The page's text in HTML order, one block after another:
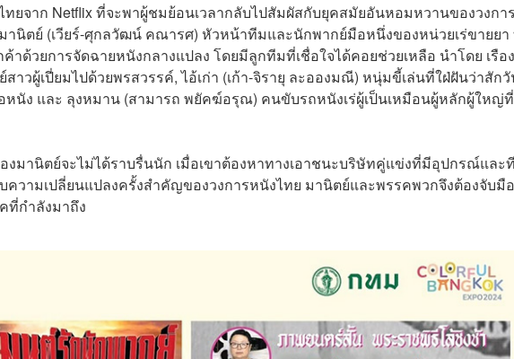
ทยจาก Netflix ที่จะพาผู้ชมย้อนเวลากลับไปสัมผัสกับยุคสมัยอันหอมหวานของวงกา
านิตย์ (เวียร์-ศุกลวัฒน์ คณารศ) หัวหน้าทีมและนักพากย์มือหนึ่งของหน่วยเร่ขายยา
ค้าด้วยการจัดฉายหนังกลางแปลง โดยมีลูกทีมที่เชื่อใจได้คอยช่วยเหลือ นำโดย เรือ
วผู้เปี่ยมไปด้วยพรสวรรค์, ไอ้เก่า (เก้า-จิรายุ ละอองมณี) หนุ่มขี้เล่นที่ใฝ่ฝันว่าสัก
หนัง และ ลุงหมาน (สามารถ พยัคฆ์อรุณ) คนขับรถหนังเร่ผู้เป็นเหมือนผู้หลักผู้ใหญ่
งมานิตย์จะไม่ได้ราบรื่นนัก เมื่อเขาต้องหาทางเอาชนะบริษัทคู่แข่งที่มีอุปกรณ์และ
ความเปลี่ยนแปลงครั้งสำคัญของวงการหนังไทย มานิตย์และพรรคพวกจึงต้องจับมื
ที่กำลังมาถึง